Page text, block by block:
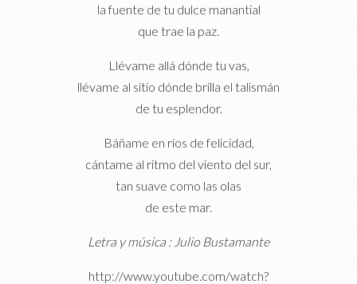
la fuente de tu dulce manantial
que trae la paz.
Llévame allá dónde tu vas,
llévame al sitio dónde brilla el talismán
de tu esplendor.
Báñame en ríos de felicidad,
cántame al ritmo del viento del sur,
tan suave como las olas
de este mar.
Letra y música : Julio Bustamante
http://www.youtube.com/watch?